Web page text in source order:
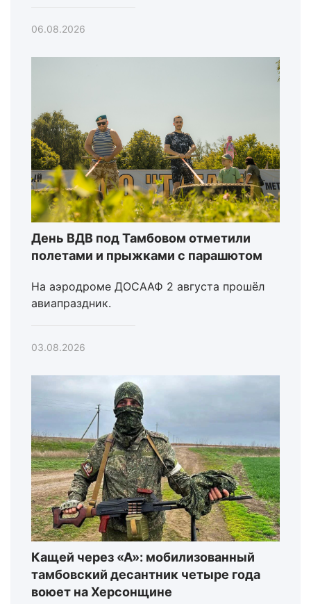
06.08.2026
День ВДВ под Тамбовом отметили
полетами и прыжками с парашютом
На аэродроме ДОСААФ 2 августа прошёл
авиапраздник.
03.08.2026
Кащей через «А»: мобилизованный
тамбовский десантник четыре года
воюет на Херсонщине